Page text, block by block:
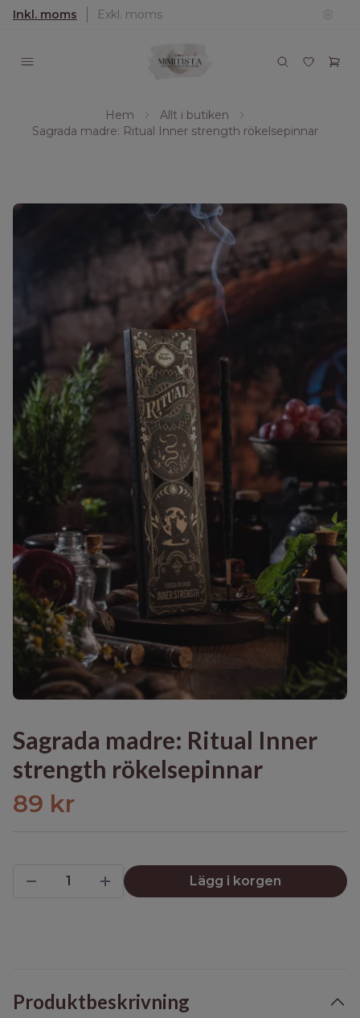
Inkl. moms Exkl. moms
Hem
Allt i butiken
Sagrada madre: Ritual Inner strength rökelsepinnar
Sagrada madre: Ritual Inner
strength rökelsepinnar
89 kr
Lägg i korgen
Produktbeskrivning